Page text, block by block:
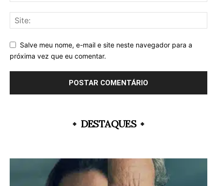
Salve meu nome, e-mail e site neste navegador para a
próxima vez que eu comentar.
DESTAQUES